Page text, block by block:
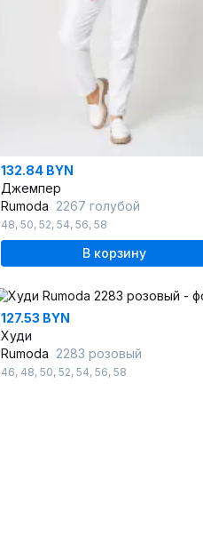
132.84 BYN
Джемпер
Rumoda 2267 голубой
48, 50, 52, 54, 56, 58
В корзину
127.53 BYN
Худи
Rumoda 2283 розовый
46, 48, 50, 52, 54, 56, 58